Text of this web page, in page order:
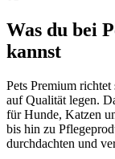
Was du bei
kannst
Pets Premium
auf Qualität legen.
für Hunde, Katzen
bis hin zu
durchdachten und